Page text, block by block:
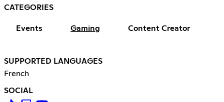
CATEGORIES
Events Gaming Content Creator
SUPPORTED LANGUAGES
French
SOCIAL